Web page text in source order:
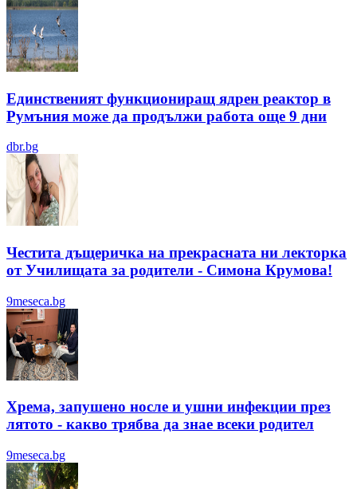
Единственият функциониращ ядрен реактор в
Румъния може да продължи работа още 9 дни
dbr.bg
Честита дъщеричка на прекрасната ни лекторка
от Училищата за родители - Симона Крумова!
9meseca.bg
Хрема, запушено носле и ушни инфекции през
лятотo - какво трябва да знае всеки родител
9meseca.bg